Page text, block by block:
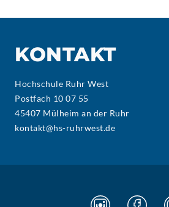
KONTAKT
Hochschule Ruhr West
Postfach 10 07 55
45407 Mülheim an der Ruhr
kontakt@hs-ruhrwest.de